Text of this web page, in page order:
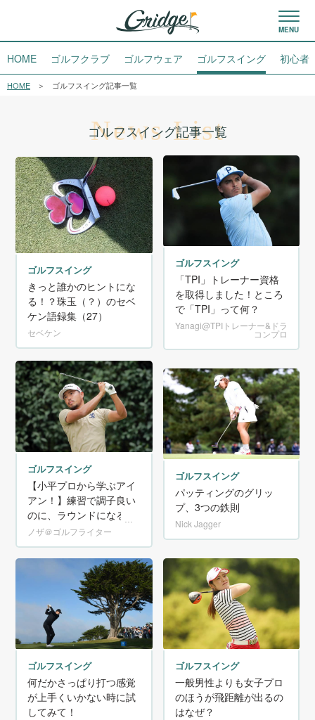
HOME ゴルフクラブ ゴルフウェア ゴルフスイング 初心者
HOME ゴルフスイング記事一覧
ゴルフスイング記事一覧
News List
ゴルフスイング
きっと誰かのヒントにな
る！？珠玉（？）のセベ
ケン語録集（27）
セベケン
ゴルフスイング
「TPI」トレーナー資格
を取得しました！ところ
で「TPI」って何？
Yanagi@TPIトレーナー&ドラ
コンプロ
ゴルフスイング
【小平プロから学ぶアイ
アン！】練習で調子良い
のに、ラウンドになると
ダメになる理由を解説！
ノザ＠ゴルフライター
ゴルフスイング
パッティングのグリッ
プ、3つの鉄則
Nick Jagger
ゴルフスイング
何だかさっぱり打つ感覚
が上手くいかない時に試
してみて！
ゴルフスイング
一般男性よりも女子プロ
のほうが飛距離が出るの
はなぜ？